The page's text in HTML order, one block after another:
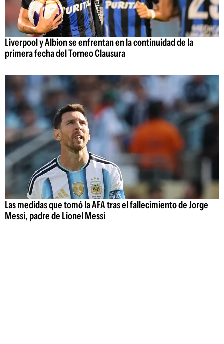
Liverpool y Albion se enfrentan en la continuidad de la
primera fecha del Torneo Clausura
Las medidas que tomó la AFA tras el fallecimiento de Jorge
Messi, padre de Lionel Messi